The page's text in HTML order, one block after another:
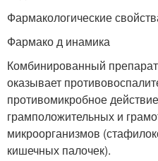
Фармакологические
Фармако д инамика
Комбинированный
оказывает
противомикробное
грамположительных и
микроорганизмов
кишечных палочек).